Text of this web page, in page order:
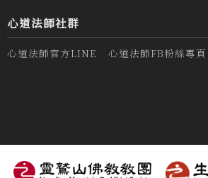
心道法師社群
心道法師官方LINE 心道法師FB粉絲專頁